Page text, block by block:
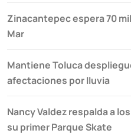
Zinacantepec espera 70
Mar
Mantiene Toluca
afectaciones por lluvia
Nancy Valdez respalda a
su primer Parque Skate